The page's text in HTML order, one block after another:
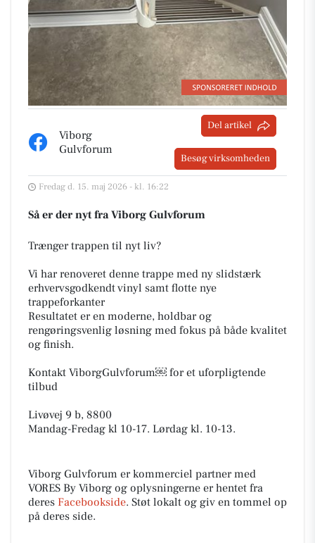
Viborg
Gulvforum
Del artikel
Besøg virksomheden
Fredag d. 15. maj 2026 - kl. 16:22
Så er der nyt fra Viborg Gulvforum
Trænger trappen til nyt liv?
Vi har renoveret denne trappe med ny slidstærk
erhvervsgodkendt vinyl samt flotte nye
trappeforkanter
Resultatet er en moderne, holdbar og
rengøringsvenlig løsning med fokus på både kvalitet
og finish.
Kontakt ViborgGulvforum￼ for et uforpligtende
tilbud
Livøvej 9 b, 8800
Mandag-Fredag kl 10-17. Lørdag kl. 10-13.
Viborg Gulvforum er kommerciel partner med
VORES By Viborg og oplysningerne er hentet fra
deres Facebookside. Støt lokalt og giv en tommel op
på deres side.